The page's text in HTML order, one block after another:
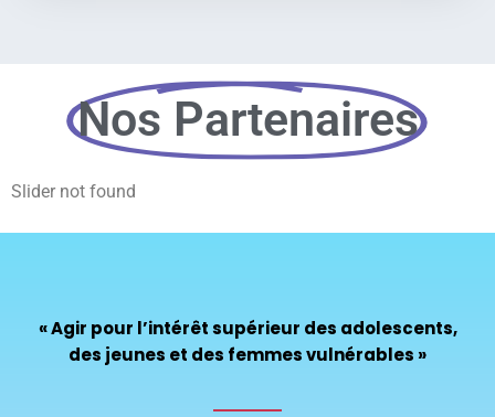
Nos Partenaires
Slider not found
« Agir pour l’intérêt supérieur des adolescents,
des jeunes et des femmes vulnérables »